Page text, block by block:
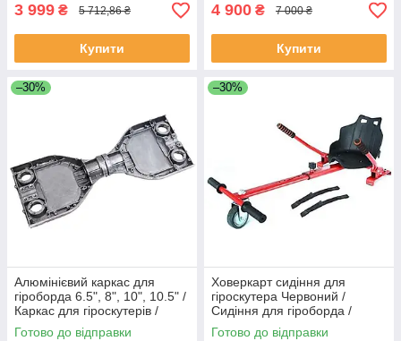
3 999 ₴ 5 712,86 ₴
Купити
4 900 ₴ 7 000 ₴
Купити
–30%
Алюмінієвий каркас для
гіроборда 6.5", 8", 10", 10.5" /
Каркас для гіроскутерів /
Металевий корпус на сигвей
Готово до відправки
–30%
Ховеркарт сидіння для
гіроскутера Червоний /
Сидіння для гіроборда /
Сидушка для гіроборда
Готово до відправки